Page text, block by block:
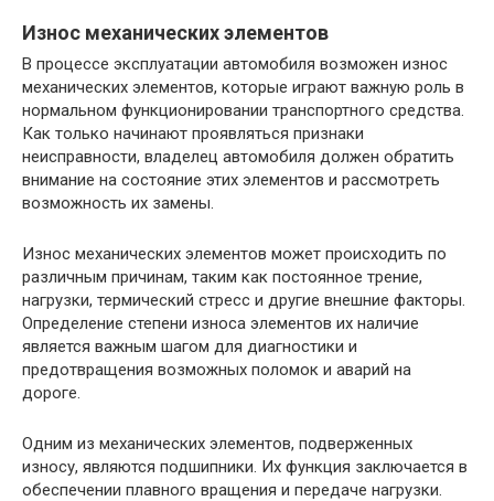
Износ механических элементов
В процессе эксплуатации автомобиля возможен износ
механических элементов, которые играют важную роль в
нормальном функционировании транспортного средства.
Как только начинают проявляться признаки
неисправности, владелец автомобиля должен обратить
внимание на состояние этих элементов и рассмотреть
возможность их замены.
Износ механических элементов может происходить по
различным причинам, таким как постоянное трение,
нагрузки, термический стресс и другие внешние факторы.
Определение степени износа элементов их наличие
является важным шагом для диагностики и
предотвращения возможных поломок и аварий на
дороге.
Одним из механических элементов, подверженных
износу, являются подшипники. Их функция заключается в
обеспечении плавного вращения и передаче нагрузки.